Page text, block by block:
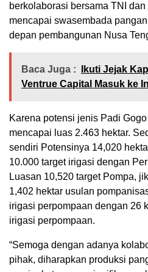
berkolaborasi bersama TNI
mencapai swasembada
depan pembangunan Nusa
Baca Juga :
Ikuti Jejak
Ventrue Capital Masuk ke
Karena potensi jenis Padi
mencapai luas 2.463 hektar.
sendiri Potensinya 14,020
10.000 target irigasi dengan
Luasan 10,520 target Pompa,
1,402 hektar usulan
irigasi perpompaan dengan 26
irigasi perpompaan.
“Semoga dengan adanya
pihak, diharapkan produksi